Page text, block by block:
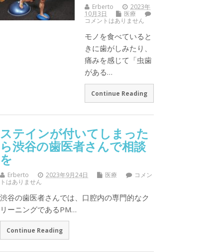
Erberto
2023年
10月3日
医療
コメントはありません
モノを食べていると
きに歯がしみたり、
痛みを感じて「虫歯
がある…
Continue Reading
ステインが付いてしまった
ら渋谷の歯医者さんで相談
を
Erberto 2023年9月24日 医療
コメン
トはありません
渋谷の歯医者さんでは、口腔内の専門的なク
リーニングであるPM…
Continue Reading